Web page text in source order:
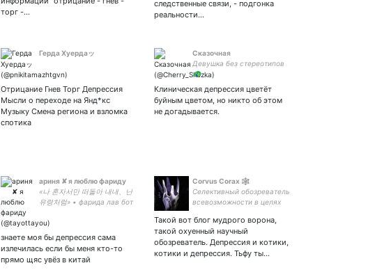
торг -…
следственные связи, - подгонка
реальности…
Герда Хуердаッ
Отрицание Гнев Торг Депрессия
Мысли о переходе на Янд*кс
Музыку Смена региона и взломка
спотика
Сказочная
Девушка без стереотипов
🦚
Клиническая депрессия цветёт
буйным цветом, но никто об этом
не догадывается.
ариня ✘ я люблю фариду
«나 혼자서만 떠돌아 내내、난
유령처럼» • фарида лав бот
знаете моя бы депрессия сама
излечилась если бы меня кто-то
прямо щяс увёз в китай
Corvus Corax 🕸️
Селективный обозреватель
всевозможности в целях
научно-прикладных.
Такой вот блог мудрого ворона,
такой охуенный научный
обозреватель. Депрессия и котики,
котики и депрессия. Тьфу ты…